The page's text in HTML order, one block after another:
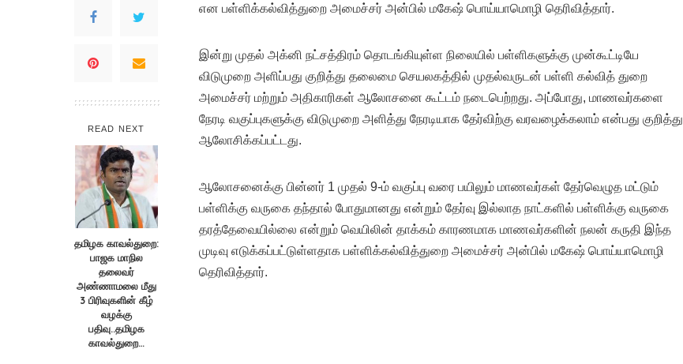
READ NEXT
தமிழக காவல்துறை:
பாஜக மாநில
தலைவர்
அண்ணாமலை மீது
3 பிரிவுகளின் கீழ்
வழக்கு
பதிவு..தமிழக
காவல்துறை…
என பள்ளிக்கல்வித்துறை அமைச்சர் அன்பில் மகேஷ் பொய்யாமொழி தெரிவித்தார்.
இன்று முதல் அக்னி நட்சத்திரம் தொடங்கியுள்ள நிலையில் பள்ளிகளுக்கு முன்கூட்டியே
விடுமுறை அளிப்பது குறித்து தலைமை செயலகத்தில் முதல்வருடன் பள்ளி கல்வித் துறை
அமைச்சர் மற்றும் அதிகாரிகள் ஆலோசனை கூட்டம் நடைபெற்றது. அப்போது, மாணவர்களை
நேரடி வகுப்புகளுக்கு விடுமுறை அளித்து நேரடியாக தேர்விற்கு வரவழைக்கலாம் என்பது குறித்து
ஆலோசிக்கப்பட்டது.
ஆலோசனைக்கு பின்னர் 1 முதல் 9-ம் வகுப்பு வரை பயிலும் மாணவர்கள் தேர்வெழுத மட்டும்
பள்ளிக்கு வருகை தந்தால் போதுமானது என்றும் தேர்வு இல்லாத நாட்களில் பள்ளிக்கு வருகை
தரத்தேவையில்லை என்றும் வெயிலின் தாக்கம் காரணமாக மாணவர்களின் நலன் கருதி இந்த
முடிவு எடுக்கப்பட்டுள்ளதாக பள்ளிக்கல்வித்துறை அமைச்சர் அன்பில் மகேஷ் பொய்யாமொழி
தெரிவித்தார்.